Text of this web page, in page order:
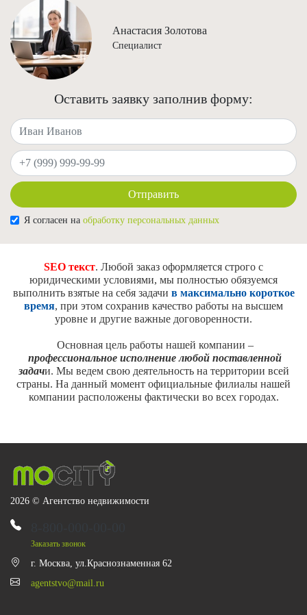
Анастасия Золотова
Специалист
Оставить заявку заполнив форму:
Ваше имя
Ваш телефон
Отправить
Я согласен на обработку персональных данных
SEO текст. Любой заказ оформляется строго с
юридическими условиями, мы полностью обязуемся
выполнить взятые на себя задачи в максимально короткое
время, при этом сохранив качество работы на высшем
уровне и другие важные договоренности.
Основная цель работы нашей компании –
профессиональное исполнение любой поставленной
задачи. Мы ведем свою деятельность на территории всей
страны. На данный момент официальные филиалы нашей
компании расположены фактически во всех городах.
2026 © Агентство недвижимости
Заказать звонок
г. Москва, ул.Краснознаменная 62
agentstvo@mail.ru